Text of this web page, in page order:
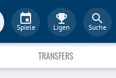
Spiele Ligen Suche
TRANSFERS